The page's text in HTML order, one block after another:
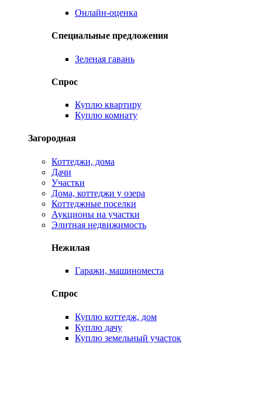
Онлайн-оценка
Специальные предложения
Зеленая гавань
Спрос
Куплю квартиру
Куплю комнату
Загородная
Коттеджи, дома
Дачи
Участки
Дома, коттеджи у озера
Коттеджные поселки
Аукционы на участки
Элитная недвижимость
Нежилая
Гаражи, машиноместа
Спрос
Куплю коттедж, дом
Куплю дачу
Куплю земельный участок